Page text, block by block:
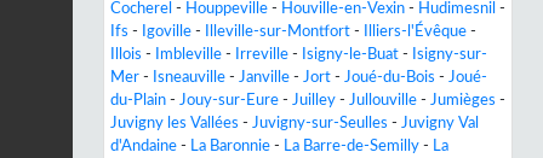
Cocherel - Houppeville - Houville-en-Vexin - Hudimesnil -
Ifs - Igoville - Illeville-sur-Montfort - Illiers-l'Évêque -
Illois - Imbleville - Irreville - Isigny-le-Buat -
Isigny-sur-
Mer - Isneauville - Janville - Jort - Joué-du-Bois - Joué-
du-Plain - Jouy-sur-Eure - Juilley - Jullouville - Jumièges -
Juvigny les Vallées - Juvigny-sur-Seulles - Juvigny Val
d'Andaine - La Baronnie - La Barre-de-Semilly - La